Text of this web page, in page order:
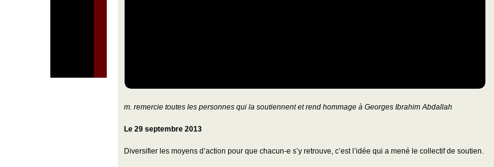
m. remercie toutes les personnes qui la soutiennent et rend hommage à Georges Ibrahim Abdallah
Le 29 septembre 2013
Diversifier les moyens d’action pour que chacun-e s’y retrouve, c’est l’idée qui a mené le collectif de soutien.